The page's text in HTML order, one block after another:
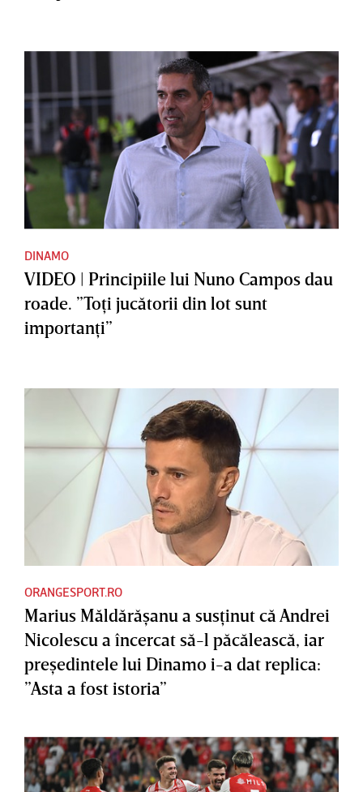
DINAMO
VIDEO | Principiile lui Nuno Campos dau
roade. ”Toţi jucătorii din lot sunt
importanţi”
ORANGESPORT.RO
Marius Măldărăşanu a susţinut că Andrei
Nicolescu a încercat să-l păcălească, iar
preşedintele lui Dinamo i-a dat replica:
”Asta a fost istoria”